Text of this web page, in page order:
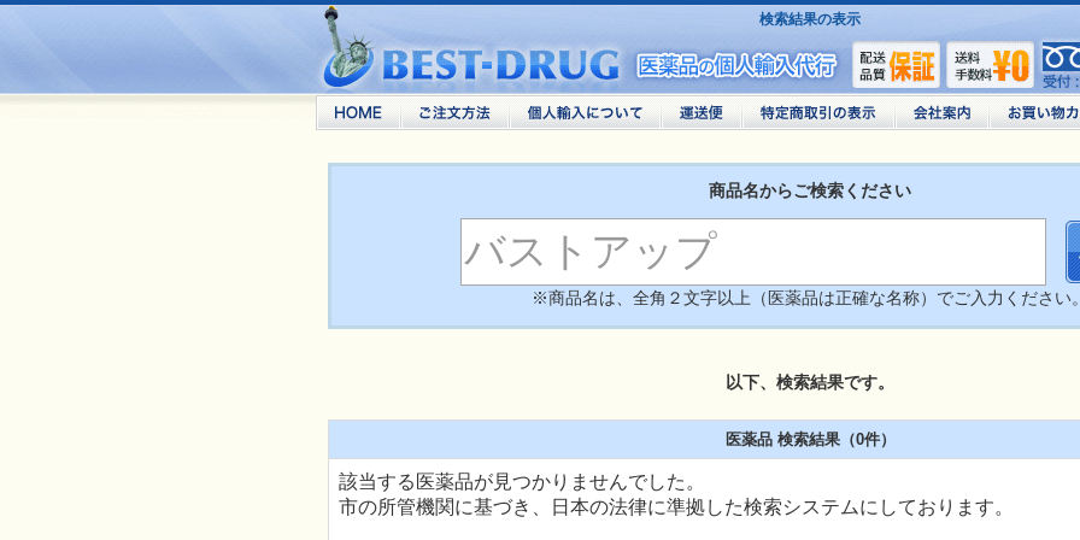
検索結果の表示
商品名からご検索ください
※商品名は、全角２文字以上（医薬品は正確な名称）でご入力ください
以下、検索結果です。
医薬品 検索結果（0件）
該当する医薬品が見つかりませんでした。
市の所管機関に基づき、日本の法律に準拠した検索システムにしております。